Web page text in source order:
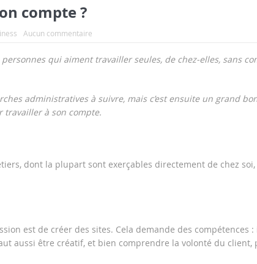
compte ?
Aucun commentaire
qui aiment travailler seules, de chez-elles, sans
administratives à suivre, mais c’est ensuite un grand
travailler à son compte.
dont la plupart sont exerçables directement de chez soi,
est de créer des sites. Cela demande des compétences
aussi être créatif, et bien comprendre la volonté du client,